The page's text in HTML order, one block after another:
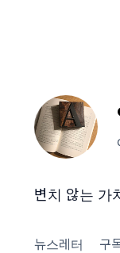
변치 않는 가
뉴스레터 구